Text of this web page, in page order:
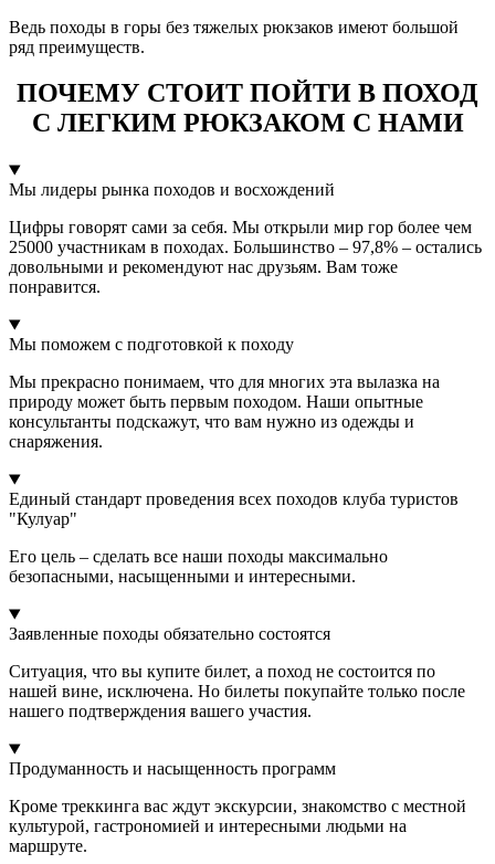
Ведь походы в горы без тяжелых рюкзаков имеют большой
ряд преимуществ.
ПОЧЕМУ СТОИТ ПОЙТИ В ПОХОД
С ЛЕГКИМ РЮКЗАКОМ С НАМИ
Мы лидеры рынка походов и восхождений
Цифры говорят сами за себя. Мы открыли мир гор более чем
25000 участникам в походах. Большинство – 97,8% – остались
довольными и рекомендуют нас друзьям. Вам тоже
понравится.
Мы поможем с подготовкой к походу
Мы прекрасно понимаем, что для многих эта вылазка на
природу может быть первым походом. Наши опытные
консультанты подскажут, что вам нужно из одежды и
снаряжения.
Единый стандарт проведения всех походов клуба туристов
"Кулуар"
Его цель – сделать все наши походы максимально
безопасными, насыщенными и интересными.
Заявленные походы обязательно состоятся
Ситуация, что вы купите билет, а поход не состоится по
нашей вине, исключена. Но билеты покупайте только после
нашего подтверждения вашего участия.
Продуманность и насыщенность программ
Кроме треккинга вас ждут экскурсии, знакомство с местной
культурой, гастрономией и интересными людьми на
маршруте.